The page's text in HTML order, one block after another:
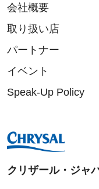
会社概要
取り扱い店
パートナー
イベント
Speak-Up Policy
クリザール・ジャ